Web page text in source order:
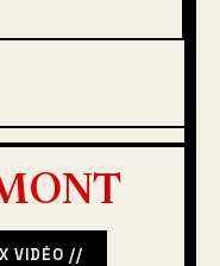
VIDÉO //